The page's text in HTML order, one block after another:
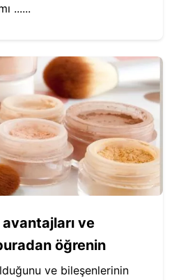
......
ve
öğrenin
ve bileşenlerinin